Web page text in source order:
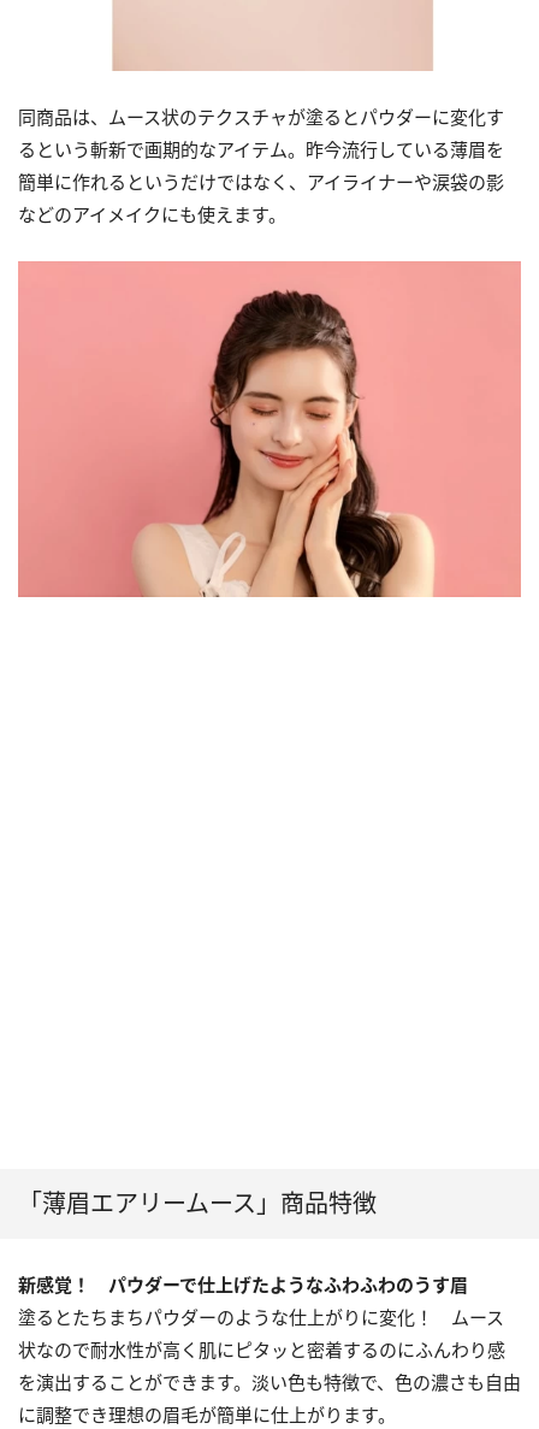
同商品は、ムース状のテクスチャが塗るとパウダーに変化す
るという斬新で画期的なアイテム。昨今流行している薄眉を
簡単に作れるというだけではなく、アイライナーや涙袋の影
などのアイメイクにも使えます。
「薄眉エアリームース」商品特徴
新感覚！ パウダーで仕上げたようなふわふわのうす眉
塗るとたちまちパウダーのような仕上がりに変化！ ムース
状なので耐水性が高く肌にピタッと密着するのにふんわり感
を演出することができます。淡い色も特徴で、色の濃さも自由
に調整でき理想の眉毛が簡単に仕上がります。